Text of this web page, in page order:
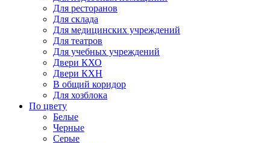
Для ресторанов
Для склада
Для медицинских учреждений
Для театров
Для учебных учреждений
Двери КХО
Двери КХН
В общий коридор
Для хозблока
По цвету
Белые
Черные
Серые